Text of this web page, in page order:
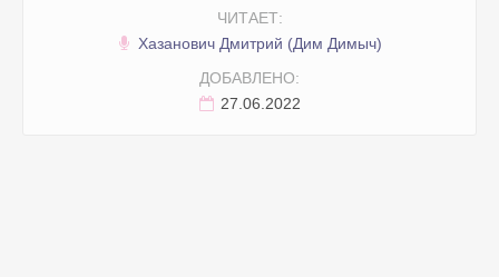
ЧИТАЕТ:
Хазанович Дмитрий (Дим Димыч)
ДОБАВЛЕНО:
27.06.2022